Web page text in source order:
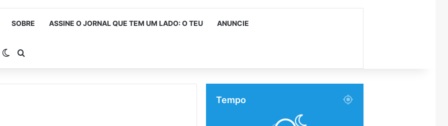
SOBRE ASSINE O JORNAL QUE TEM UM LADO: O TEU ANUNCIE
Lateral
Switch skin
Tempo